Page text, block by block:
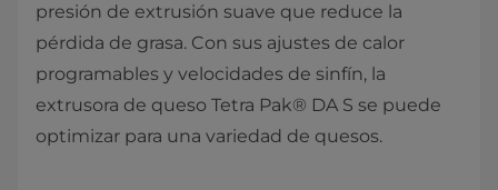
presión de extrusión suave que reduce la
pérdida de grasa. Con sus ajustes de calor
programables y velocidades de sinfín, la
extrusora de queso Tetra Pak® DA S se puede
optimizar para una variedad de quesos.